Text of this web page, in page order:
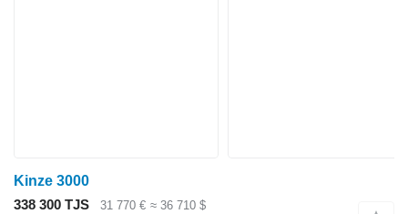
Kinze 3000
338 300 TJS
31 770 € ≈ 36 710 $